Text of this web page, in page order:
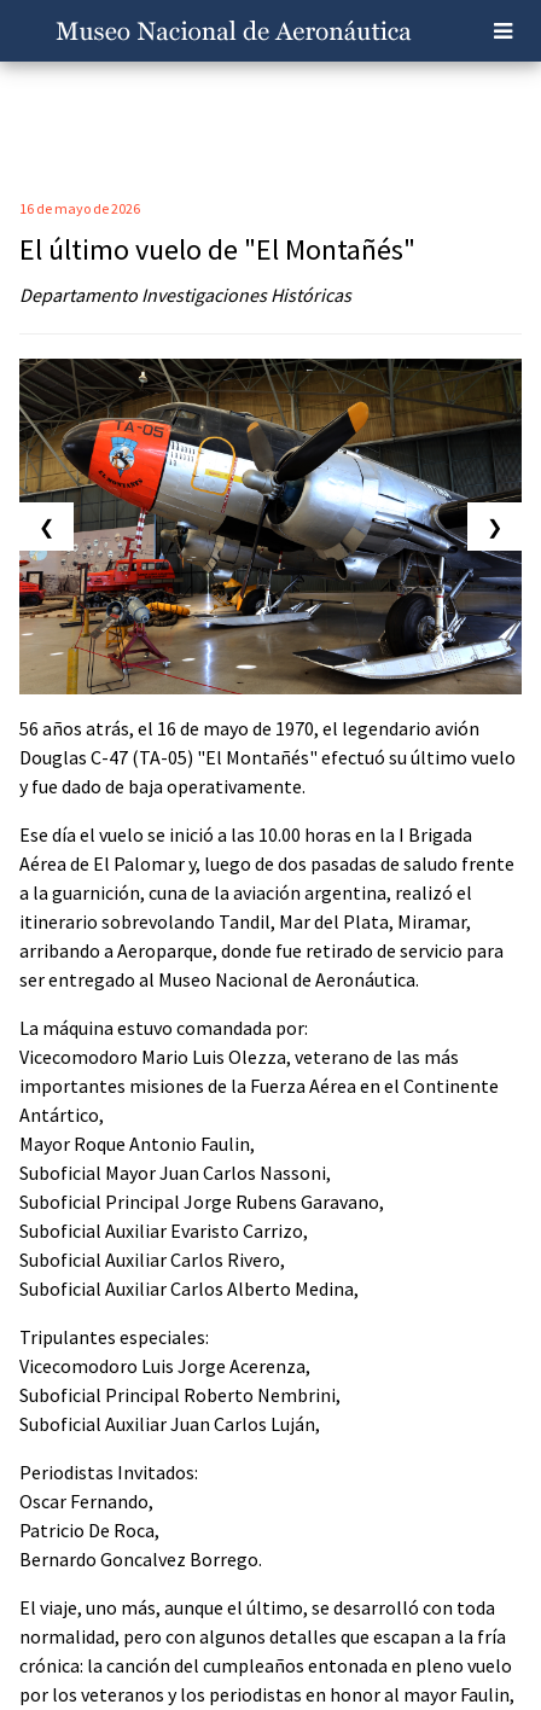
16 de mayo de 2026
El último vuelo de "El Montañés"
Departamento Investigaciones Históricas
❮ ❯
56 años atrás, el 16 de mayo de 1970, el legendario avión
Douglas C-47 (TA-05) "El Montañés" efectuó su último vuelo
y fue dado de baja operativamente.
Ese día el vuelo se inició a las 10.00 horas en la I Brigada
Aérea de El Palomar y, luego de dos pasadas de saludo frente
a la guarnición, cuna de la aviación argentina, realizó el
itinerario sobrevolando Tandil, Mar del Plata, Miramar,
arribando a Aeroparque, donde fue retirado de servicio para
ser entregado al Museo Nacional de Aeronáutica.
La máquina estuvo comandada por:
Vicecomodoro Mario Luis Olezza, veterano de las más
importantes misiones de la Fuerza Aérea en el Continente
Antártico,
Mayor Roque Antonio Faulin,
Suboficial Mayor Juan Carlos Nassoni,
Suboficial Principal Jorge Rubens Garavano,
Suboficial Auxiliar Evaristo Carrizo,
Suboficial Auxiliar Carlos Rivero,
Suboficial Auxiliar Carlos Alberto Medina,
Tripulantes especiales:
Vicecomodoro Luis Jorge Acerenza,
Suboficial Principal Roberto Nembrini,
Suboficial Auxiliar Juan Carlos Luján,
Periodistas Invitados:
Oscar Fernando,
Patricio De Roca,
Bernardo Goncalvez Borrego.
El viaje, uno más, aunque el último, se desarrolló con toda
normalidad, pero con algunos detalles que escapan a la fría
crónica: la canción del cumpleaños entonada en pleno vuelo
por los veteranos y los periodistas en honor al mayor Faulin,